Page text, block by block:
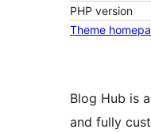
PHP version
Theme
Blog Hub is
and fully